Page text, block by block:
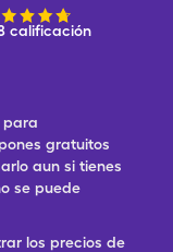
calificación
para
gratuitos
aun si tienes
se puede
los precios de